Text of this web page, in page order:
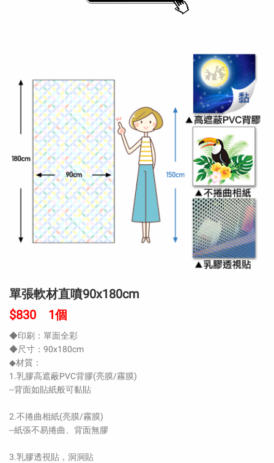
單張軟材直噴90x180cm
$830 1個
◆印刷：單面全彩
◆尺寸：90x180cm
◆材質：
1.乳膠高遮蔽PVC背膠(亮膜/霧膜)
--背面如貼紙般可黏貼
2.不捲曲相紙(亮膜/霧膜)
--紙張不易捲曲、背面無膠
3.乳膠透視貼，洞洞貼